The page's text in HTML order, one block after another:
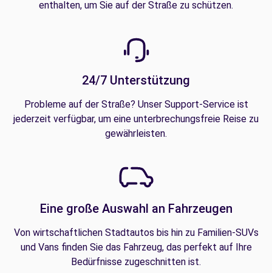
enthalten, um Sie auf der Straße zu schützen.
24/7 Unterstützung
Probleme auf der Straße? Unser Support-Service ist
jederzeit verfügbar, um eine unterbrechungsfreie Reise zu
gewährleisten.
Eine große Auswahl an Fahrzeugen
Von wirtschaftlichen Stadtautos bis hin zu Familien-SUVs
und Vans finden Sie das Fahrzeug, das perfekt auf Ihre
Bedürfnisse zugeschnitten ist.